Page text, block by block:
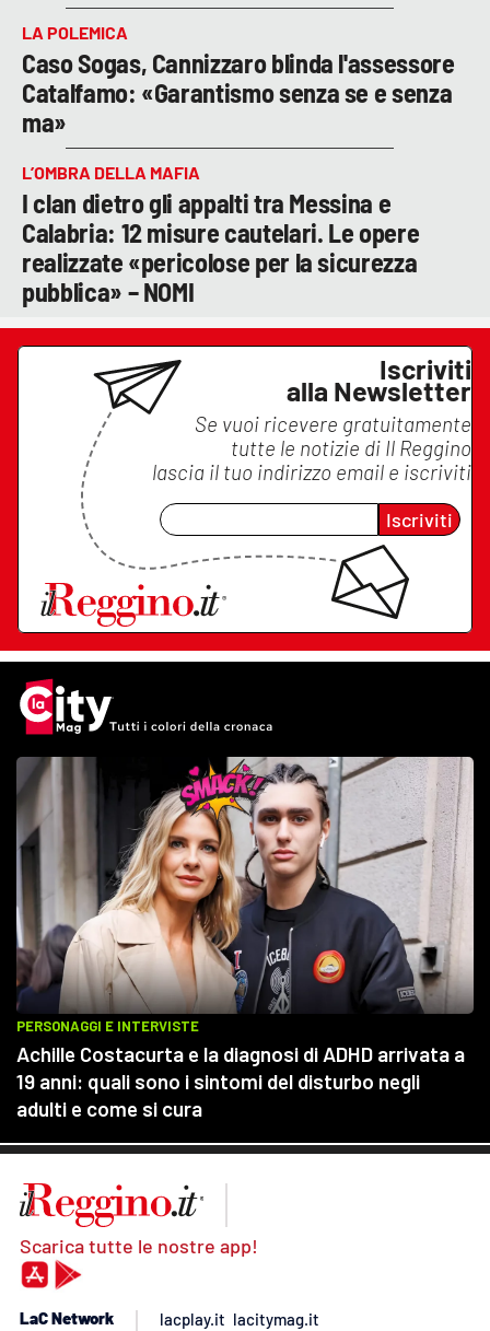
LA POLEMICA
Caso Sogas, Cannizzaro blinda l'assessore
Catalfamo: «Garantismo senza se e senza
ma»
L’OMBRA DELLA MAFIA
I clan dietro gli appalti tra Messina e
Calabria: 12 misure cautelari. Le opere
realizzate «pericolose per la sicurezza
pubblica» – NOMI
Iscriviti
alla Newsletter
Se vuoi ricevere gratuitamente
tutte le notizie di Il Reggino
lascia il tuo indirizzo email e iscriviti
Iscriviti
Scarica tutte le nostre app!
LaC Network lacplay.it lacitymag.it